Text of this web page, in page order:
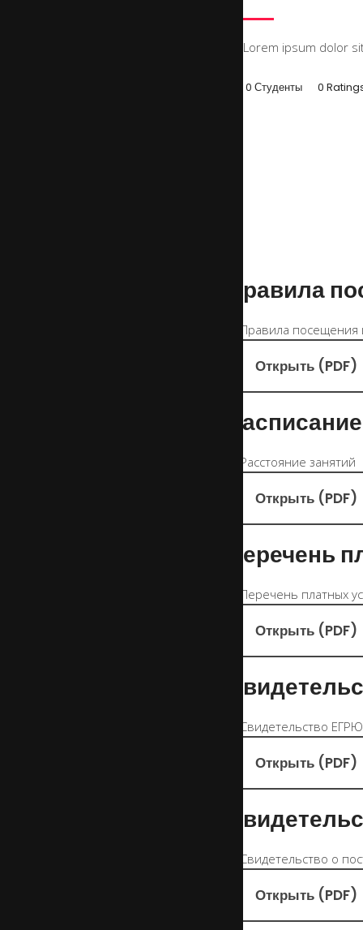
Lorem ipsum dolor
0 Студенты 0
Правила
Открыть (PDF)
Открыть (PDF)
Перечень
Открыть (PDF)
Открыть (PDF)
Открыть (PDF)